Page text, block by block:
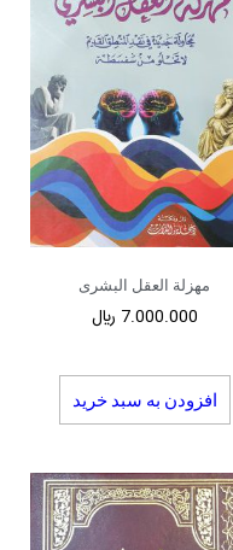
مهزلة العقل البشری
7.000.000 ﷼
افزودن به سبد خرید